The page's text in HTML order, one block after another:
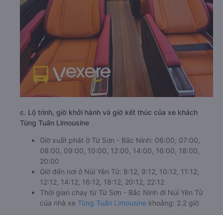
c. Lộ trình, giờ khởi hành và giờ kết thúc của xe khách
Tùng Tuấn Limousine
Giờ xuất phát ở Từ Sơn - Bắc Ninh: 06:00, 07:00,
08:00, 09:00, 10:00, 12:00, 14:00, 16:00, 18:00,
20:00
Giờ đến nơi ở Núi Yên Tử: 8:12, 9:12, 10:12, 11:12,
12:12, 14:12, 16:12, 18:12, 20:12, 22:12
Thời gian chạy từ Từ Sơn - Bắc Ninh đi Núi Yên Tử
của nhà xe Tùng Tuấn Limousine khoảng: 2.2 giờ